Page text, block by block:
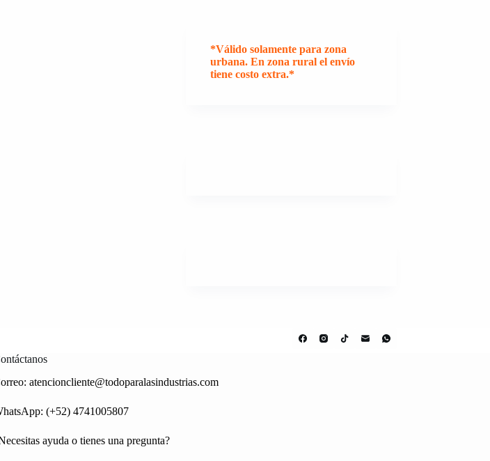
*Válido solamente para zona
urbana. En zona rural el envío
tiene costo extra.*
atencioncliente@todoparalasindustrias.com
(+52) 4741005807
ayuda o tienes una pregunta?